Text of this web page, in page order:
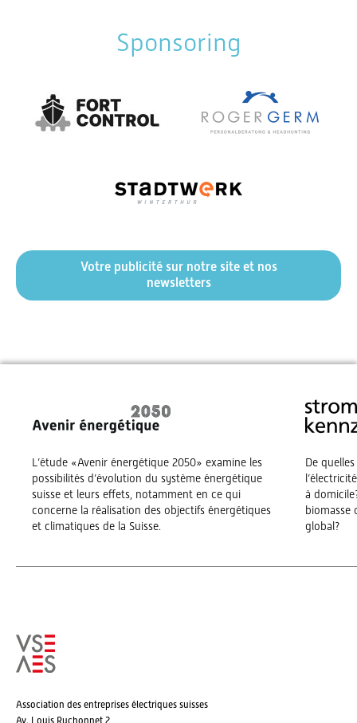
Sponsoring
Votre publicité sur notre site et nos
newsletters
L’étude «Avenir énergétique 2050» examine les
possibilités d’évolution du système énergétique
suisse et leurs effets, notamment en ce qui
concerne la réalisation des objectifs énergétiques
et climatiques de la Suisse.
De
à
biomasse
global?
Association des entreprises électriques suisses